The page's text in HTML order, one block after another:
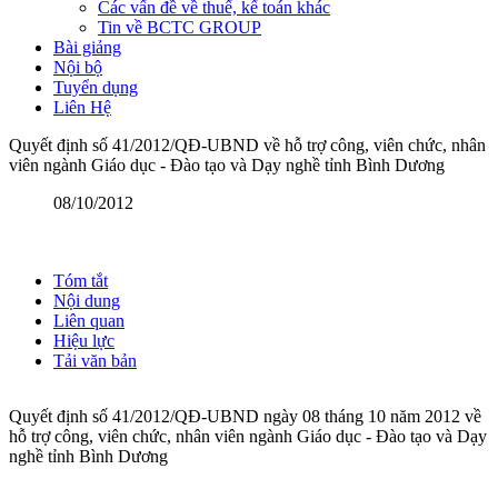
Các vấn đề về thuế, kế toán khác
Tin về BCTC GROUP
Bài giảng
Nội bộ
Tuyển dụng
Liên Hệ
Quyết định số 41/2012/QĐ-UBND về hỗ trợ công, viên chức, nhân
viên ngành Giáo dục - Đào tạo và Dạy nghề tỉnh Bình Dương
08/10/2012
Tóm tắt
Nội dung
Liên quan
Hiệu lực
Tải văn bản
Quyết định số 41/2012/QĐ-UBND ngày 08 tháng 10 năm 2012 về
hỗ trợ công, viên chức, nhân viên ngành Giáo dục - Đào tạo và Dạy
nghề tỉnh Bình Dương